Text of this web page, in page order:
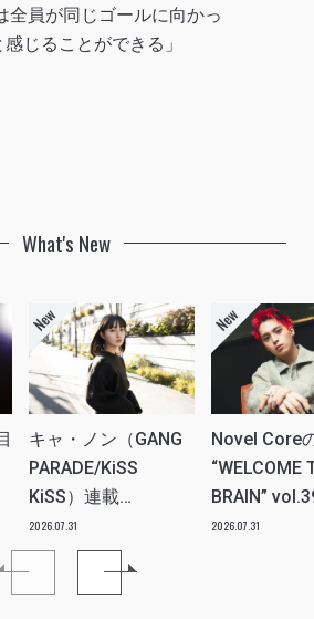
全員が同じゴールに向かっ
じることができる」
What's New
キャ・ノン（GANG
PARADE/KiSS
KiSS）連載
vol.112「特別企画
メンバーともっとは
2026.07.31
Novel Core
“WELCOME
BRAIN”
分たちの世
2026.07.31